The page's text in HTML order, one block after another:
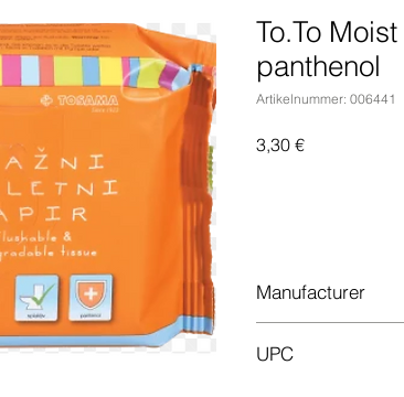
To.To
panthenol
Artikelnummer: 006441
3,30 €Preis
Manufacturer
UPC